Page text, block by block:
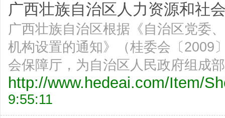
广西壮族自治区人力资源和社
广西壮族自治区根据《自治区党委
机构设置的通知》（桂委会〔2009
会保障厅，为自治区人民政府组成
http://www.hedeai.com/Item/
9:55:11